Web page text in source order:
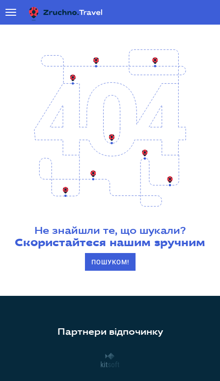
Не знайшли те, що шукали?
Скористайтеся нашим зручним
ПОШУКОМ!
Партнери відпочинку